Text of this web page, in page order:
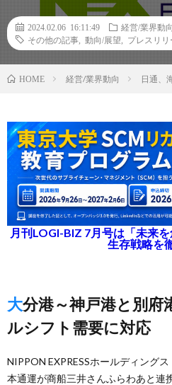
2024.02.06 16:11:49
経営/業界動向
その他の記事
動向/展望 プレスリ
HOME 経営/業界動向 日通、
月刊LOGI-BIZ 7月号は「未来
生存戦略を
大分港～神戸港と別府港～大阪港、モーダ
ルシフト需要に対応
NIPPON EXPRESSホールディング
本通運が商船三井さんふらわあと連